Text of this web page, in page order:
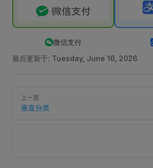
微信支付
最后更新于: Tuesday, June 16, 2026
Pager
上一页
垂直分类